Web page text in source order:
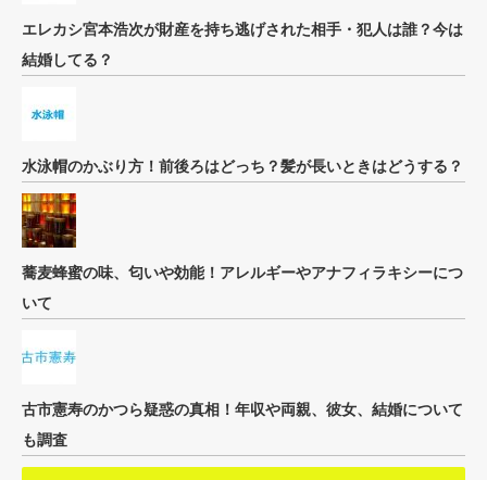
エレカシ宮本浩次が財産を持ち逃げされた相手・犯人は誰？今は
結婚してる？
水泳帽のかぶり方！前後ろはどっち？髪が長いときはどうする？
蕎麦蜂蜜の味、匂いや効能！アレルギーやアナフィラキシーにつ
いて
古市憲寿のかつら疑惑の真相！年収や両親、彼女、結婚について
も調査